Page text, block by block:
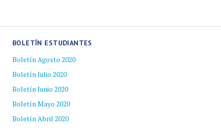
BOLETÍN ESTUDIANTES
Boletín Agosto 2020
Boletín Julio 2020
Boletín Junio 2020
Boletín Mayo 2020
Boletín Abril 2020